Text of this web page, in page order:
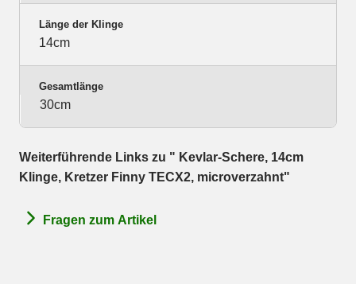
Länge der Klinge
14cm
Gesamtlänge
30cm
Weiterführende Links zu " Kevlar-Schere, 14cm
Klinge, Kretzer Finny TECX2, microverzahnt"
Fragen zum Artikel